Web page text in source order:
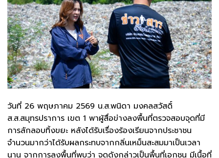
วันที่ 26 พฤษภาคม 2569 น.ส.พนิดา มงคลสวัสดิ์
ส.ส.สมุทรปราการ เขต 1 พาผู้สื่อข่างลงพื้นที่ตรวจสอบจุดที่มี
การลักลอบทิ้งขยะ หลังได้รับเรื่องร้องเรียนจากประชาชน
จำนวนมากว่าได้รับผลกระทบจากกลิ่นเหม็นสะสมมาเป็นเวลา
นาน จากการลงพื้นที่พบว่า จุดดังกล่าวเป็นพื้นที่เอกชน มีเนื้อที่